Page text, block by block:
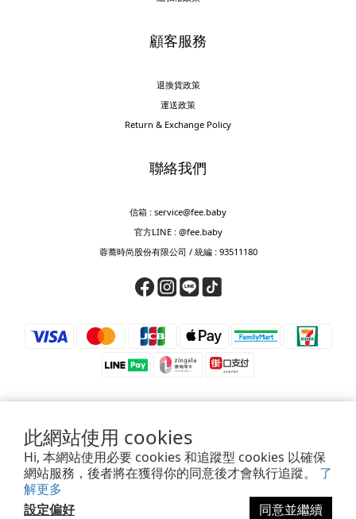
此網站使用 cookies
Hi, 本網站使用必要 cookies 和追蹤型 cookies 以確保
網站服務，後者將在獲得你的同意後才會執行追蹤。 了
解更多
設定偏好
同意並繼續
顧客服務
退換貨政策
運送政策
Return & Exchange Policy
聯絡我們
信箱 : service@fee.baby
官方LINE : @fee.baby
蓉蕎時尚股份有限公司 / 統編 : 93511180
⚠️ 防詐騙提醒 ⚠️
若接獲來電要求匯款、轉帳、儲值或提供驗證碼，皆為詐騙，請立即掛斷。
如對訂單、付款或帳號有疑慮，請透過官方客服確認，或撥打165查證。